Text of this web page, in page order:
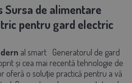
Sursa de alimentare
pentru gard electric
al smart Generatorul de gard
și cea mai recentă tehnologie de
oferă o soluție practică pentru a vă